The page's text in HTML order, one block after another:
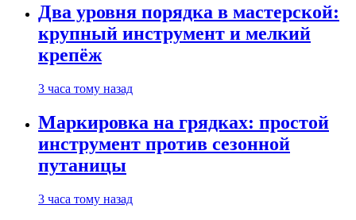
Два уровня порядка в мастерской:
крупный инструмент и мелкий
крепёж
3 часа тому назад
Маркировка на грядках: простой
инструмент против сезонной
путаницы
3 часа тому назад